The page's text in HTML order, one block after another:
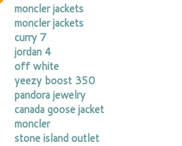
moncler jackets
moncler jackets
curry 7
jordan 4
off white
yeezy boost 350
pandora jewelry
canada goose jacket
moncler
stone island outlet